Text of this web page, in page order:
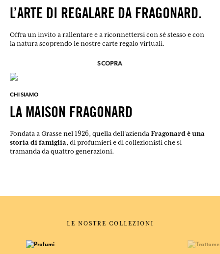
L’ARTE DI REGALARE DA FRAGONARD.
Offra un invito a rallentare e a riconnettersi con sé stesso e con
la natura scoprendo le nostre carte regalo virtuali.
SCOPRA
CHI SIAMO
LA MAISON FRAGONARD
Fondata a Grasse nel 1926, quella dell'aziendaFragonard è una
storia di famiglia, di profumieri e di collezionisti che si
tramanda da quattro generazioni.
LE NOSTRE COLLEZIONI